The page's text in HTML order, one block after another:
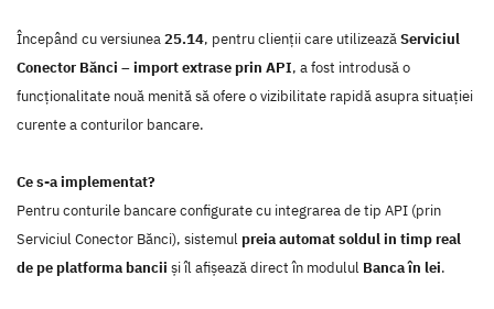
Începând cu versiunea25.14, pentru clienții care utilizeazăServiciul
Conector Bănci – import extrase prin API, a fost introdusă o
funcționalitate nouă menită să ofere o vizibilitate rapidă asupra situației
curente a conturilor bancare.
Ce s-a implementat?
Pentru conturile bancare configurate cu integrarea de tip API (prin
Serviciul Conector Bănci), sistemulpreia automat soldul in timp real
de pe platforma bancii și îl afișează direct în modulul Banca în lei.